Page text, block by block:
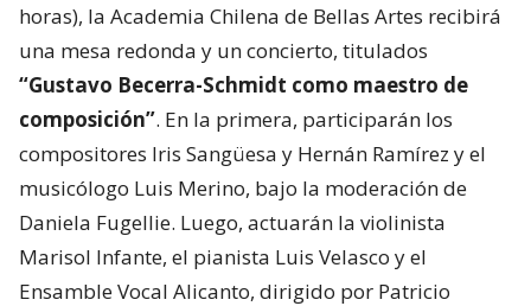
horas), la Academia Chilena de Bellas Artes recibirá
una mesa redonda y un concierto, titulados
“Gustavo Becerra-Schmidt como maestro de
composición”. En la primera, participarán los
compositores Iris Sangüesa y Hernán Ramírez y el
musicólogo Luis Merino, bajo la moderación de
Daniela Fugellie. Luego, actuarán la violinista
Marisol Infante, el pianista Luis Velasco y el
Ensamble Vocal Alicanto, dirigido por Patricio